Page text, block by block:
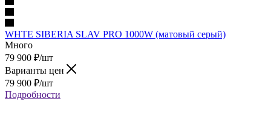
WHTE SIBERIA SLAV PRO 1000W (матовый серый)
Много
79 900 ₽/шт
Варианты цен
79 900 ₽/шт
Подробности